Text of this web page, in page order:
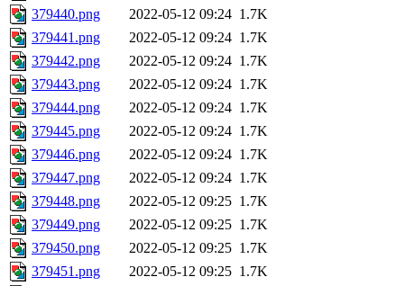
379440.png
2022-05-12 09:24 1.7K
379441.png
2022-05-12 09:24 1.7K
379442.png
2022-05-12 09:24 1.7K
379443.png
2022-05-12 09:24 1.7K
379444.png
2022-05-12 09:24 1.7K
379445.png
2022-05-12 09:24 1.7K
379446.png
2022-05-12 09:24 1.7K
379447.png
2022-05-12 09:24 1.7K
379448.png
2022-05-12 09:25 1.7K
379449.png
2022-05-12 09:25 1.7K
379450.png
2022-05-12 09:25 1.7K
379451.png
2022-05-12 09:25 1.7K